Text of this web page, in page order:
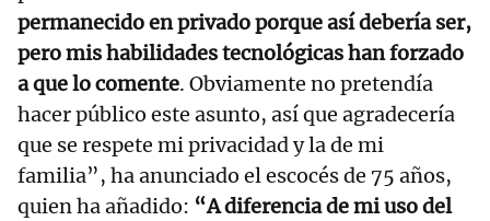
permanecido en privado porque así debería ser,
pero mis habilidades tecnológicas han forzado
a que lo comente. Obviamente no pretendía
hacer público este asunto, así que agradecería
que se respete mi privacidad y la de mi
familia”, ha anunciado el escocés de 75 años,
quien ha añadido: “A diferencia de mi uso del